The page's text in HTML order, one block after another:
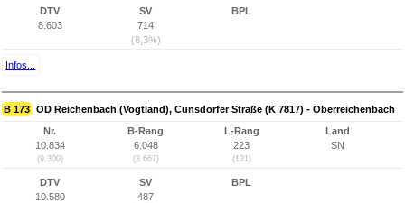
DTV
8.603
SV
714
(8,3%)
BPL
Infos...
B 173 OD Reichenbach (Vogtland), Cunsdorfer Straße (K 7817) - Oberreichenbach
Nr.
10.834
(9.300)
B-Rang
6.048
(3.667)
L-Rang
223
(131)
Land
SN
DTV
10.580
SV
487
BPL